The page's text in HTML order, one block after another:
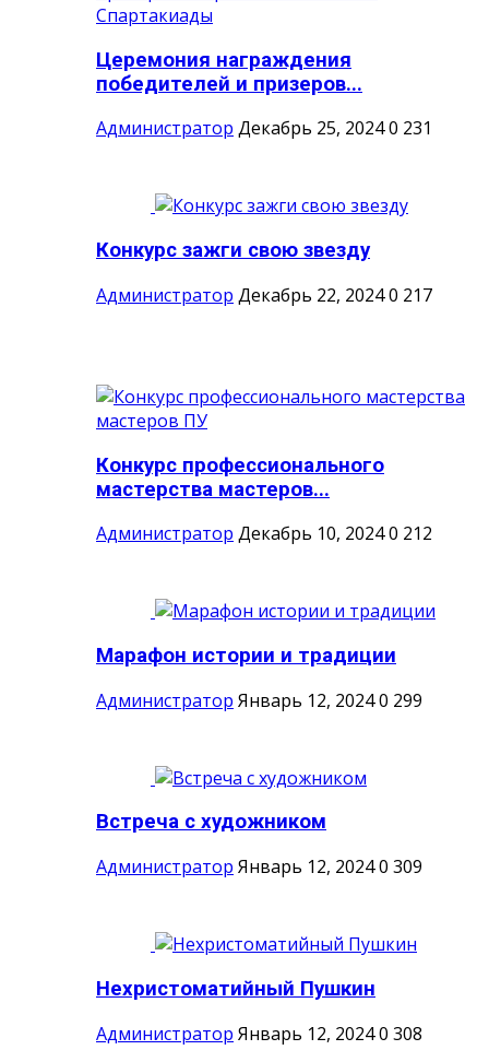
Церемония награждения
победителей и призеров...
Администратор Декабрь 25, 20240 231
Конкурс зажги свою звезду
Администратор Декабрь 22, 20240 217
Конкурс профессионального
мастерства мастеров...
Администратор Декабрь 10, 20240 212
Марафон истории и традиции
Администратор Январь 12, 20240 299
Встреча с художником
Администратор Январь 12, 20240 309
Нехристоматийный Пушкин
Администратор Январь 12, 20240 308